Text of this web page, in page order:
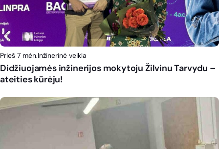
Prieš 7 mėn.Inžinerinė veikla
Didžiuojamės inžinerijos mokytoju Žilvinu Tarvydu –
ateities kūrėju!